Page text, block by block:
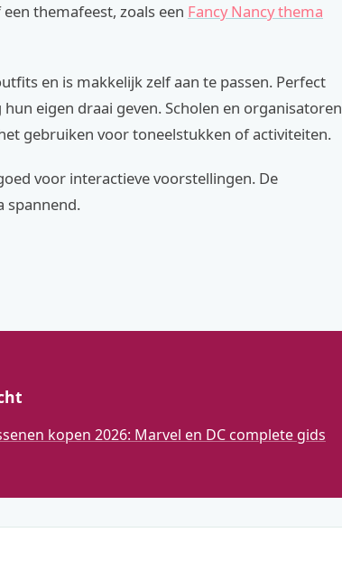
themafeest, zoals een Fancy Nancy thema
en is makkelijk zelf aan te passen. Perfect
eigen draai geven. Scholen en organisatoren
gebruiken voor toneelstukken of activiteiten.
voor interactieve voorstellingen. De
spannend.
kopen 2026: Marvel en DC complete gids